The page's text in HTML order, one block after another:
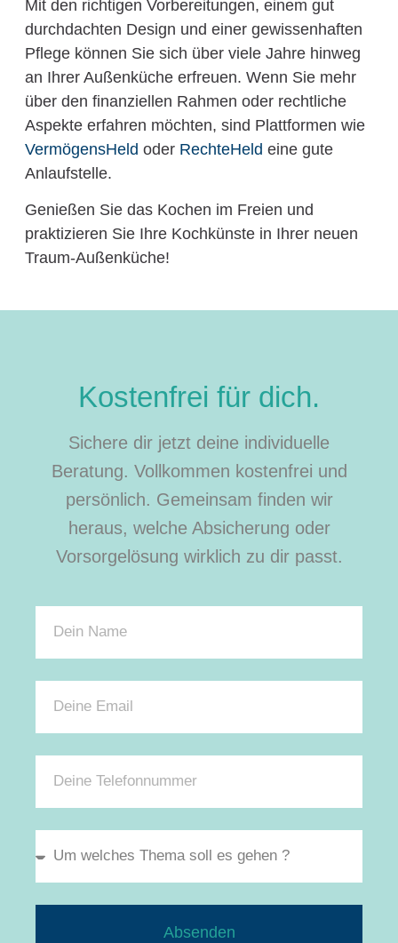
Mit den richtigen Vorbereitungen, einem gut
durchdachten Design und einer gewissenhaften
Pflege können Sie sich über viele Jahre hinweg
an Ihrer Außenküche erfreuen. Wenn Sie mehr
über den finanziellen Rahmen oder rechtliche
Aspekte erfahren möchten, sind Plattformen wie
VermögensHeld oder RechteHeld eine gute
Anlaufstelle.
Genießen Sie das Kochen im Freien und
praktizieren Sie Ihre Kochkünste in Ihrer neuen
Traum-Außenküche!
Kostenfrei für dich.
Sichere dir jetzt deine individuelle
Beratung. Vollkommen kostenfrei und
persönlich. Gemeinsam finden wir
heraus, welche Absicherung oder
Vorsorgelösung wirklich zu dir passt.
Absenden